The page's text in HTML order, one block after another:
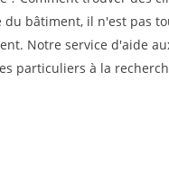
bâtiment, il n'est pas
Notre service d'aide
particuliers à la